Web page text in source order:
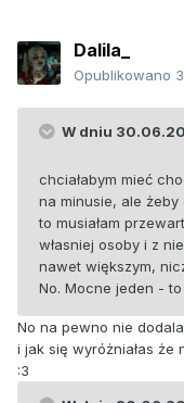
Dalila_
Opublikowano
W dniu
chciałabym mieć
na minusie, ale
to musiałam
własniej osoby i z
nawet większym,
No. Mocne jeden -
No na pewno nie
i jak się wyróżniałas że
:3